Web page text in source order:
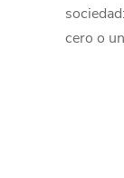
cero o